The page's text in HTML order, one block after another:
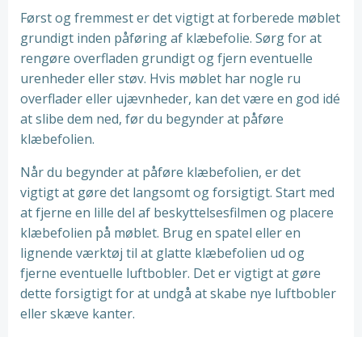
Først og fremmest er det vigtigt at forberede møblet
grundigt inden påføring af klæbefolie. Sørg for at
rengøre overfladen grundigt og fjern eventuelle
urenheder eller støv. Hvis møblet har nogle ru
overflader eller ujævnheder, kan det være en god idé
at slibe dem ned, før du begynder at påføre
klæbefolien.
Når du begynder at påføre klæbefolien, er det
vigtigt at gøre det langsomt og forsigtigt. Start med
at fjerne en lille del af beskyttelsesfilmen og placere
klæbefolien på møblet. Brug en spatel eller en
lignende værktøj til at glatte klæbefolien ud og
fjerne eventuelle luftbobler. Det er vigtigt at gøre
dette forsigtigt for at undgå at skabe nye luftbobler
eller skæve kanter.